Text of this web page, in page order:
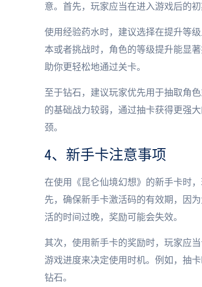
意。首先，玩家应当在进入游戏后的
使用经验药水时，建议选择在提升等
本或者挑战时，角色的等级提升能显
助你更轻松地通过关卡。
至于钻石，建议玩家优先用于抽取角
的基础战力较弱，通过抽卡获得更强
颈。
4、新手卡注意事项
在使用《昆仑仙境幻想》的新手卡时
先，确保新手卡激活码的有效期，因
活的时间过晚，奖励可能会失效。
其次，使用新手卡的奖励时，玩家应
游戏进度来决定使用时机。例如，抽
钻石。